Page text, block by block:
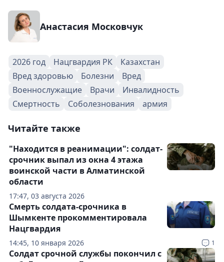
Анастасия Московчук
2026 год Нацгвардия РК
Казахстан
Вред здоровью
Болезни
Вред
Военнослужащие
Врачи
Инвалидность
Смертность
Соболезнования армия
Читайте также
17:47, 03 августа 2026
"Находится в реанимации": солдат-
срочник выпал из окна 4 этажа
воинской части в Алматинской
области
14:45, 10 января 2026 1
Смерть солдата-срочника в
Шымкенте прокомментировала
Нацгвардия
Солдат срочной службы покончил с